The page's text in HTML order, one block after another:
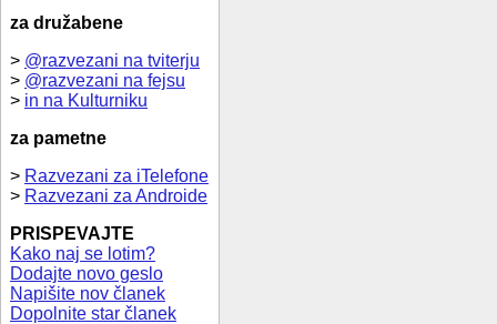
za družabene
> @razvezani na tviterju
> @razvezani na fejsu
> in na Kulturniku
za pametne
> Razvezani za iTelefone
> Razvezani za Androide
PRISPEVAJTE
Kako naj se lotim?
Dodajte novo geslo
Napišite nov članek
Dopolnite star članek